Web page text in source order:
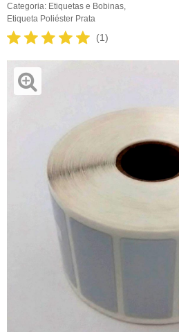
Categoria: Etiquetas e Bobinas
Etiqueta Poliéster Prata
(1)